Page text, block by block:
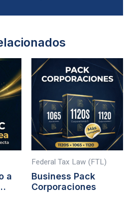
a
Federal Tax Law (FTL)
Business Pack
Corporaciones